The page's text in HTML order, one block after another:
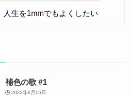
人生を1mmでもよくしたい
補色の歌 #1
2022年9月15日